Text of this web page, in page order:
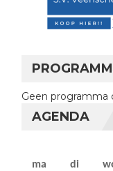
Geen programma
AGENDA
ma maandag
di